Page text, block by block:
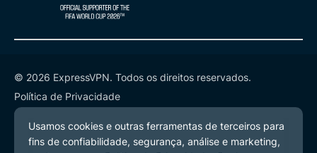
© 2026 ExpressVPN. Todos os direitos reservados.
Política de Privacidade
Termos de Serviço
Preferências de Cookies